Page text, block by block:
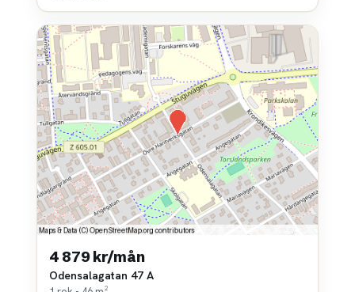
4 879 kr/mån
Odensalagatan 47 A